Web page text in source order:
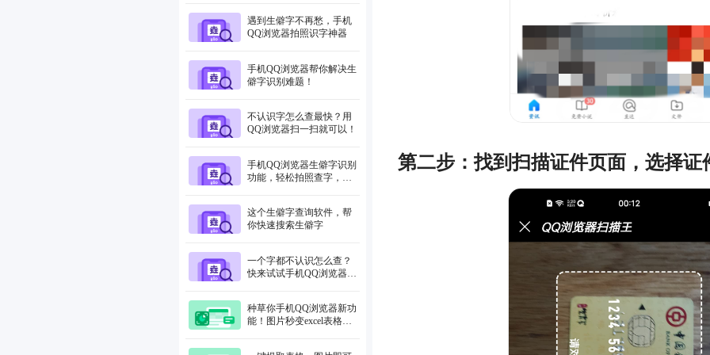
遇到生僻字不再愁，手机
QQ浏览器拍照识字神器
手机QQ浏览器帮你解决生
僻字识别难题！
不认识字怎么查最快？用
QQ浏览器扫一扫就可以！
手机QQ浏览器生僻字识别
功能，轻松拍照查字，告
这个生僻字查询软件，帮
你快速搜索生僻字
一个字都不认识怎么查？
快来试试手机QQ浏览器的
种草你手机QQ浏览器新功
能！图片秒变excel表格，
第二步：找到扫描证件页面，选择证